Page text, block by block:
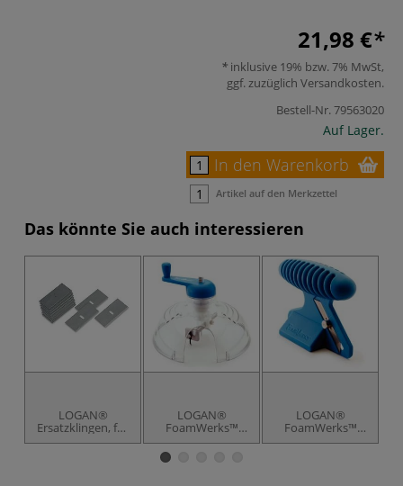
21,98 €
inklusive 19% bzw. 7% MwSt,
ggf. zuzüglich Versandkosten.
Bestell-Nr.79563020
Auf Lager.
In den Warenkorb
Artikel auf den Merkzettel
Das könnte Sie auch interessieren
LOGAN®
Ersatzklingen, für
alle Modelle
LOGAN®
FoamWerks™
Kreisschneider für
Hartschaumplatten
LOGAN®
FoamWerks™
Gerade-Schräg-